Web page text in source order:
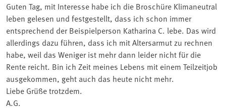
Guten Tag, mit Interesse habe ich die Broschüre Klimaneutral
leben gelesen und festgestellt, dass ich schon immer
entsprechend der Beispielperson Katharina C. lebe. Das wird
allerdings dazu führen, dass ich mit Altersarmut zu rechnen
habe, weil das Weniger ist mehr dann leider nicht für die
Rente reicht. Bin ich Zeit meines Lebens mit einem Teilzeitjob
ausgekommen, geht auch das heute nicht mehr.
Liebe Grüße trotzdem.
A.G.